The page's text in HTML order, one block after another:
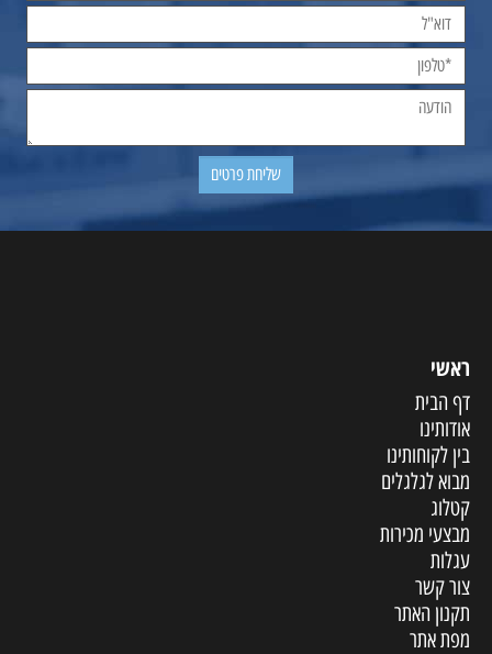
ראשי
דף הבית
אודותינו
בין לקוחותינו
מבוא לגלגלים
קטלוג
מבצעי מכירות
עגלות
צור קשר
תקנון האתר
מפת אתר